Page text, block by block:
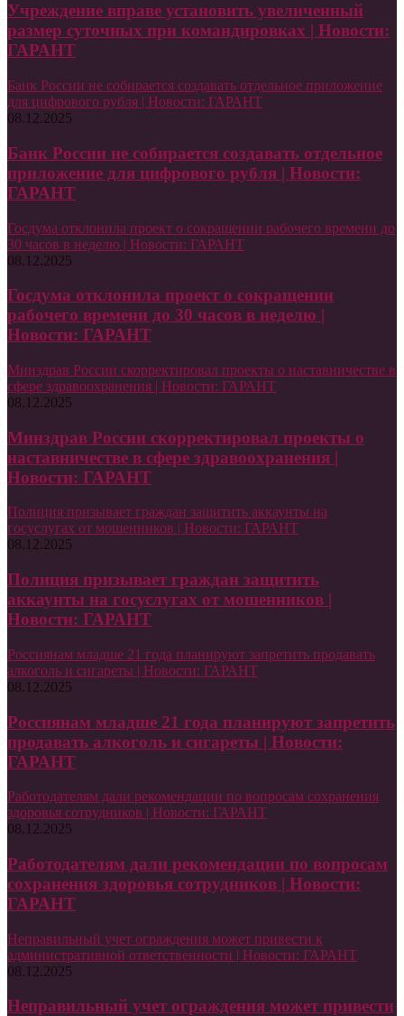
Учреждение вправе установить увеличенный
размер суточных при командировках | Новости:
ГАРАНТ
Банк России не собирается создавать отдельное приложение
для цифрового рубля | Новости: ГАРАНТ
08.12.2025
Банк России не собирается создавать отдельное
приложение для цифрового рубля | Новости:
ГАРАНТ
Госдума отклонила проект о сокращении рабочего времени до
30 часов в неделю | Новости: ГАРАНТ
08.12.2025
Госдума отклонила проект о сокращении
рабочего времени до 30 часов в неделю |
Новости: ГАРАНТ
Минздрав России скорректировал проекты о наставничестве в
сфере здравоохранения | Новости: ГАРАНТ
08.12.2025
Минздрав России скорректировал проекты о
наставничестве в сфере здравоохранения |
Новости: ГАРАНТ
Полиция призывает граждан защитить аккаунты на
госуслугах от мошенников | Новости: ГАРАНТ
08.12.2025
Полиция призывает граждан защитить
аккаунты на госуслугах от мошенников |
Новости: ГАРАНТ
Россиянам младше 21 года планируют запретить продавать
алкоголь и сигареты | Новости: ГАРАНТ
08.12.2025
Россиянам младше 21 года планируют запретить
продавать алкоголь и сигареты | Новости:
ГАРАНТ
Работодателям дали рекомендации по вопросам сохранения
здоровья сотрудников | Новости: ГАРАНТ
08.12.2025
Работодателям дали рекомендации по вопросам
сохранения здоровья сотрудников | Новости:
ГАРАНТ
Неправильный учет ограждения может привести к
административной ответственности | Новости: ГАРАНТ
08.12.2025
Неправильный учет ограждения может привести